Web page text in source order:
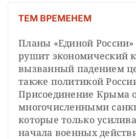
ТЕМ ВРЕМЕНЕМ
Планы «Единой
рушит экономический
вызванный падением
также политикой
Присоединение Крыма
многочисленными
которые только
начала военных